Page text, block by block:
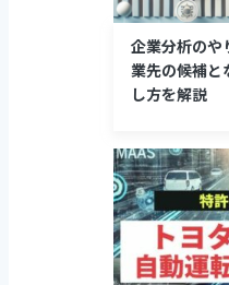
企業分析の
業先の候補と
し方を解説